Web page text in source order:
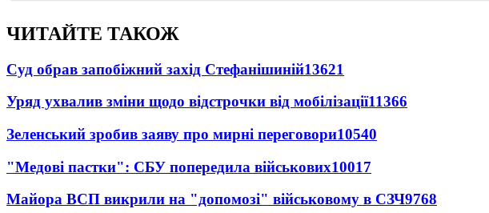
ЧИТАЙТЕ ТАКОЖ
Суд обрав запобіжний захід Стефанішиній13621
Уряд ухвалив зміни щодо відстрочки від мобілізації11366
Зеленський зробив заяву про мирні переговори10540
"Медові пастки": СБУ попередила військових10017
Майора ВСП викрили на "допомозі" військовому в СЗЧ9768